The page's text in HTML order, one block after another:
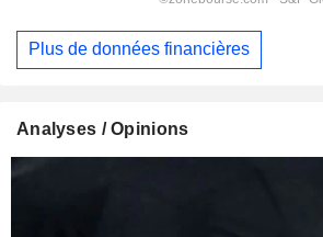
Plus de données financières
Analyses / Opinions